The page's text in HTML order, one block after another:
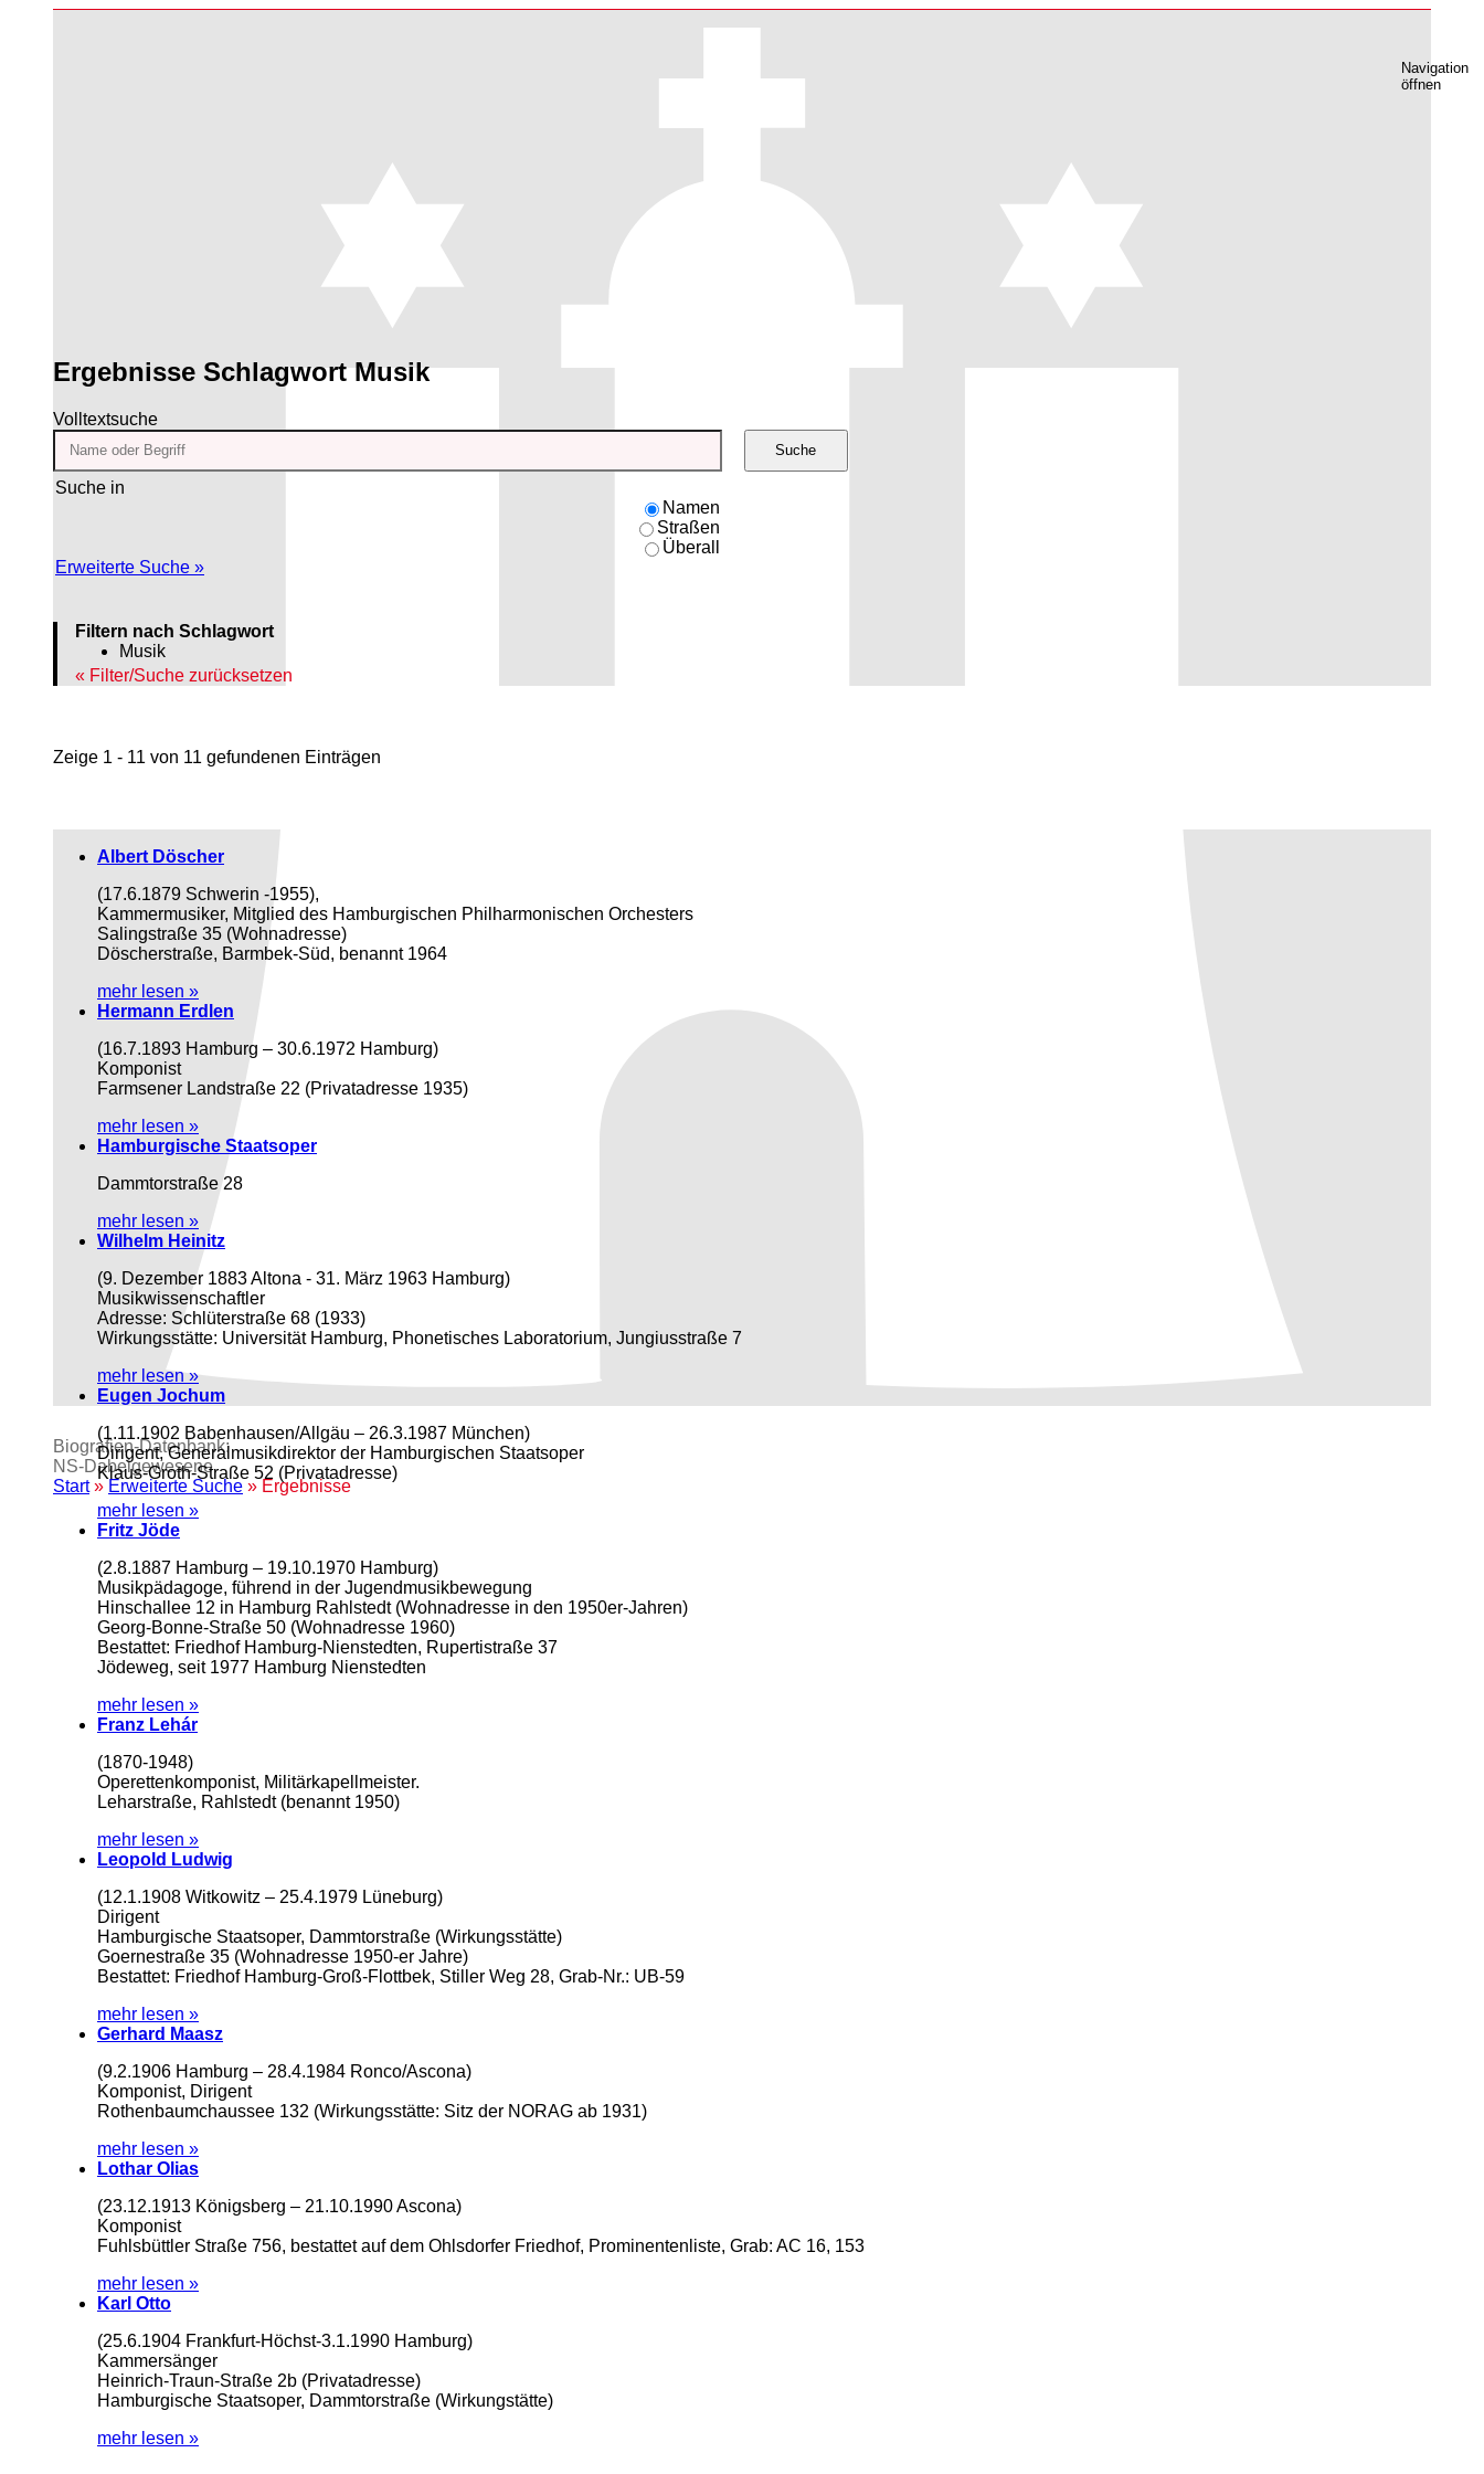
Biografien-Datenbank:
NS‑Dabeigewesene
Start» Erweiterte Suche » Ergebnisse
Navigation
öffnen
Ergebnisse Schlagwort Musik
Volltextsuche
Suche in
Namen
Straßen
Überall
Erweiterte Suche »
Suche
Filtern nach Schlagwort
Musik
Filter/Suche zurücksetzen
Zeige 1 - 11 von 11 gefundenen Einträgen
Albert Döscher
(17.6.1879 Schwerin -1955),
Kammermusiker, Mitglied des Hamburgischen Philharmonischen Orchesters
Salingstraße 35 (Wohnadresse)
Döscherstraße, Barmbek-Süd, benannt 1964
mehr lesen »
Hermann Erdlen
(16.7.1893 Hamburg – 30.6.1972 Hamburg)
Komponist
Farmsener Landstraße 22 (Privatadresse 1935)
mehr lesen »
Hamburgische Staatsoper
Dammtorstraße 28
mehr lesen »
Wilhelm Heinitz
(9. Dezember 1883 Altona - 31. März 1963 Hamburg)
Musikwissenschaftler
Adresse: Schlüterstraße 68 (1933)
Wirkungsstätte: Universität Hamburg, Phonetisches Laboratorium, Jungiusstraße 7
mehr lesen »
Eugen Jochum
(1.11.1902 Babenhausen/Allgäu – 26.3.1987 München)
Dirigent, Generalmusikdirektor der Hamburgischen Staatsoper
Klaus-Groth-Straße 52 (Privatadresse)
mehr lesen »
Fritz Jöde
(2.8.1887 Hamburg – 19.10.1970 Hamburg)
Musikpädagoge, führend in der Jugendmusikbewegung
Hinschallee 12 in Hamburg Rahlstedt (Wohnadresse in den 1950er-Jahren)
Georg-Bonne-Straße 50 (Wohnadresse 1960)
Bestattet: Friedhof Hamburg-Nienstedten, Rupertistraße 37
Jödeweg, seit 1977 Hamburg Nienstedten
mehr lesen »
Franz Lehár
(1870-1948)
Operettenkomponist, Militärkapellmeister.
Leharstraße, Rahlstedt (benannt 1950)
mehr lesen »
Leopold Ludwig
(12.1.1908 Witkowitz – 25.4.1979 Lüneburg)
Dirigent
Hamburgische Staatsoper, Dammtorstraße (Wirkungsstätte)
Goernestraße 35 (Wohnadresse 1950-er Jahre)
Bestattet: Friedhof Hamburg-Groß-Flottbek, Stiller Weg 28, Grab-Nr.: UB-59
mehr lesen »
Gerhard Maasz
(9.2.1906 Hamburg – 28.4.1984 Ronco/Ascona)
Komponist, Dirigent
Rothenbaumchaussee 132 (Wirkungsstätte: Sitz der NORAG ab 1931)
mehr lesen »
Lothar Olias
(23.12.1913 Königsberg – 21.10.1990 Ascona)
Komponist
Fuhlsbüttler Straße 756, bestattet auf dem Ohlsdorfer Friedhof, Prominentenliste, Grab: AC 16, 153
mehr lesen »
Karl Otto
(25.6.1904 Frankfurt-Höchst-3.1.1990 Hamburg)
Kammersänger
Heinrich-Traun-Straße 2b (Privatadresse)
Hamburgische Staatsoper, Dammtorstraße (Wirkungstätte)
mehr lesen »